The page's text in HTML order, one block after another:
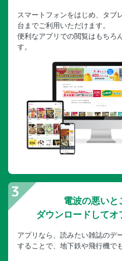
スマートフォンをはじめ、タブ
台までご利用いただけます。
便利なアプリでの閲覧はもちろ
す。
電波の悪いと
ダウンロードしてオ
アプリなら、読みたい雑誌のデ
することで、地下鉄や飛行機で